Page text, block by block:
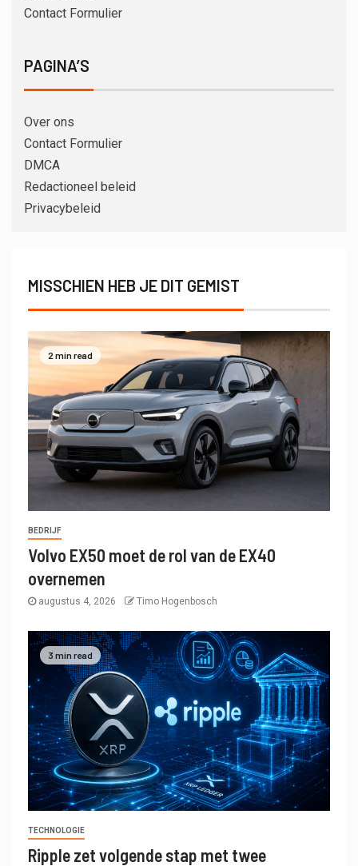
Contact Formulier
PAGINA’S
Over ons
Contact Formulier
DMCA
Redactioneel beleid
Privacybeleid
MISSCHIEN HEB JE DIT GEMIST
2 min read
BEDRIJF
Volvo EX50 moet de rol van de EX40
overnemen
augustus 4, 2026 Timo Hogenbosch
3 min read
TECHNOLOGIE
Ripple zet volgende stap met twee